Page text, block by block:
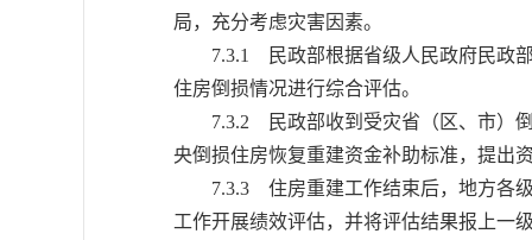
局，充分考虑灾害因素。
7.3.1 民政部根据省级人民政府民政部
住房倒损情况进行综合评估。
7.3.2 民政部收到受灾省（区、市）倒
央倒损住房恢复重建资金补助标准，提出
7.3.3 住房重建工作结束后，地方各级
工作开展绩效评估，并将评估结果报上一